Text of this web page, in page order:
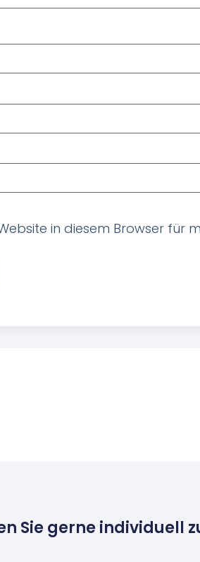
in diesem Browser für
Sie gerne individuell